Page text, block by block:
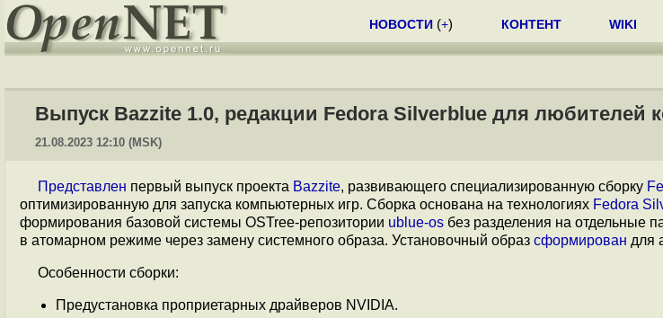
НОВОСТИ (+) КОНТЕНТ WIKI
Выпуск Bazzite 1.0, редакции Fedora Silverblue для любителей
21.08.2023 12:10 (MSK)
Представлен первый выпуск проекта Bazzite, развивающего специализированную сборку
оптимизированную для запуска компьютерных игр. Сборка основана на технологиях Fedora
формирования базовой системы OSTree-репозитории ublue-os без разделения на отдельные
в атомарном режиме через замену системного образа. Установочный образ сформирован для
Особенности сборки:
Предустановка проприетарных драйверов NVIDIA.